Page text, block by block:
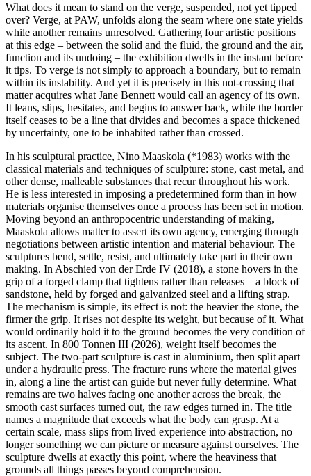
What does it mean to stand on the verge, suspended, not yet tipped
over? Verge, at PAW, unfolds along the seam where one state yields
while another remains unresolved. Gathering four artistic positions
at this edge – between the solid and the fluid, the ground and the air,
function and its undoing – the exhibition dwells in the instant before
it tips. To verge is not simply to approach a boundary, but to remain
within its instability. And yet it is precisely in this not-crossing that
matter acquires what Jane Bennett would call an agency of its own.
It leans, slips, hesitates, and begins to answer back, while the border
itself ceases to be a line that divides and becomes a space thickened
by uncertainty, one to be inhabited rather than crossed.
In his sculptural practice, Nino Maaskola (*1983) works with the
classical materials and techniques of sculpture: stone, cast metal, and
other dense, malleable substances that recur throughout his work.
He is less interested in imposing a predetermined form than in how
materials organise themselves once a process has been set in motion.
Moving beyond an anthropocentric understanding of making,
Maaskola allows matter to assert its own agency, emerging through
negotiations between artistic intention and material behaviour. The
sculptures bend, settle, resist, and ultimately take part in their own
making. In Abschied von der Erde IV (2018), a stone hovers in the
grip of a forged clamp that tightens rather than releases – a block of
sandstone, held by forged and galvanized steel and a lifting strap.
The mechanism is simple, its effect is not: the heavier the stone, the
firmer the grip. It rises not despite its weight, but because of it. What
would ordinarily hold it to the ground becomes the very condition of
its ascent. In 800 Tonnen III (2026), weight itself becomes the
subject. The two-part sculpture is cast in aluminium, then split apart
under a hydraulic press. The fracture runs where the material gives
in, along a line the artist can guide but never fully determine. What
remains are two halves facing one another across the break, the
smooth cast surfaces turned out, the raw edges turned in. The title
names a magnitude that exceeds what the body can grasp. At a
certain scale, mass slips from lived experience into abstraction, no
longer something we can picture or measure against ourselves. The
sculpture dwells at exactly this point, where the heaviness that
grounds all things passes beyond comprehension.